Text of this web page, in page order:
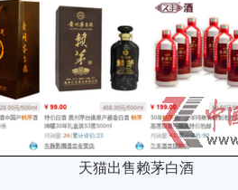
天猫出售赖茅白酒